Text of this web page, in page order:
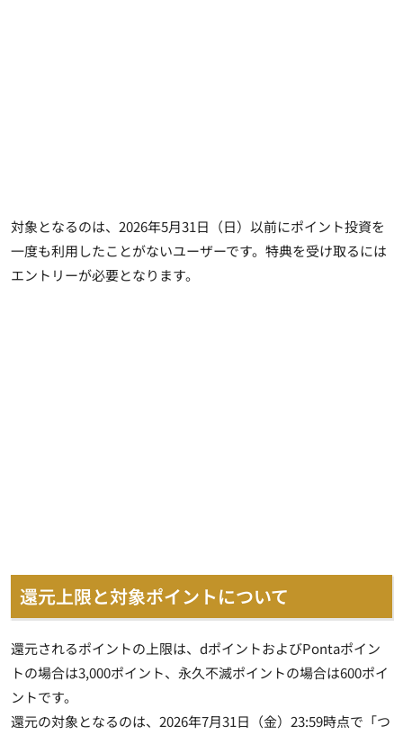
対象となるのは、2026年5月31日（日）以前にポイント投資を
一度も利用したことがないユーザーです。特典を受け取るには
エントリーが必要となります。
還元上限と対象ポイントについて
還元されるポイントの上限は、dポイントおよびPontaポイン
トの場合は3,000ポイント、永久不滅ポイントの場合は600ポイ
ントです。
還元の対象となるのは、2026年7月31日（金）23:59時点で「つ